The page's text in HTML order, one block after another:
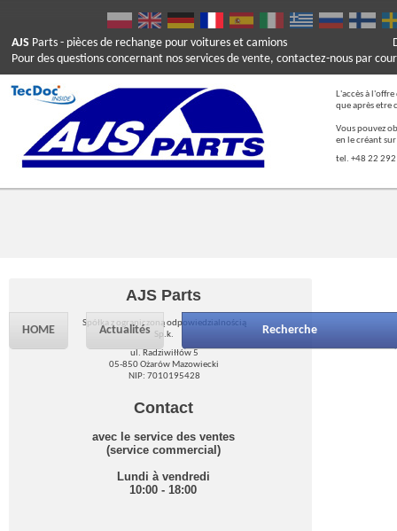
AJS Parts - pièces de rechange pour voitures et camions
Pour des questions concernant nos services de vente, contactez-nous par
L'accès à
que après etre
Vous pouvez
en le créant
tel. +48 22
HOME Actualités Recherche
AJS Parts
Spółka z ograniczoną odpowiedzialnością
Sp.k.
ul. Radziwiłłów 5
05-850 Ożarów Mazowiecki
NIP: 7010195428
Contact
avec le service des ventes
(service commercial)
Lundi à vendredi
10:00 - 18:00